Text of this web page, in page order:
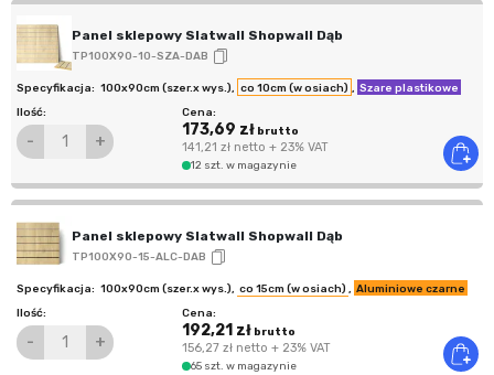
Panel sklepowy Slatwall Shopwall Dąb
TP100X90-10-SZA-DAB
100x90cm (szer.x wys.), co 10cm (w osiach) , Szare plastikowe
- +
173,69 złbrutto
141,21 złnetto + 23% VAT
12 szt. w magazynie
Panel sklepowy Slatwall Shopwall Dąb
TP100X90-15-ALC-DAB
100x90cm (szer.x wys.), co 15cm (w osiach) , Aluminiowe czarne
- +
192,21 złbrutto
156,27 złnetto + 23% VAT
65 szt. w magazynie